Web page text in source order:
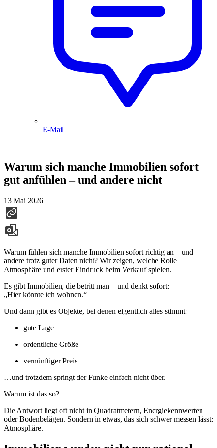
E-Mail
Warum sich manche Immobilien sofort
gut anfühlen – und andere nicht
13 Mai 2026
Warum fühlen sich manche Immobilien sofort richtig an – und
andere trotz guter Daten nicht? Wir zeigen, welche Rolle
Atmosphäre und erster Eindruck beim Verkauf spielen.
Es gibt Immobilien, die betritt man – und denkt sofort:
„Hier könnte ich wohnen.“
Und dann gibt es Objekte, bei denen eigentlich alles stimmt:
gute Lage
ordentliche Größe
vernünftiger Preis
…und trotzdem springt der Funke einfach nicht über.
Warum ist das so?
Die Antwort liegt oft nicht in Quadratmetern, Energiekennwerten
oder Bodenbelägen. Sondern in etwas, das sich schwer messen lässt:
Atmosphäre.